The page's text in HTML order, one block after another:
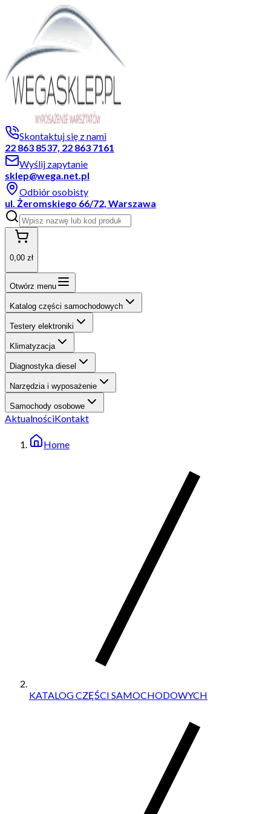
Skontaktuj się z nami
22 863 8537, 22 863 7161
Wyślij zapytanie
sklep@wega.net.pl
Odbiór osobisty
ul. Żeromskiego 66/72, Warszawa
0,00 zł
Otwórz menu
Katalog części samochodowych
Testery elektroniki
Klimatyzacja
Diagnostyka diesel
Narzędzia i wyposażenie
Samochody osobowe
AktualnościKontakt
Home
KATALOG CZĘŚCI SAMOCHODOWYCH